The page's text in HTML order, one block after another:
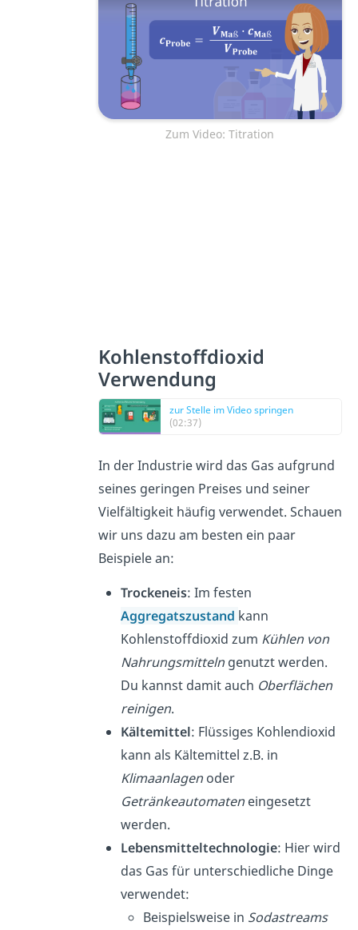
Zum Video: Titration
Kohlenstoffdioxid
Verwendung
zur Stelle im Video springen
(02:37)
In der Industrie wird das Gas aufgrund
seines geringen Preises und seiner
Vielfältigkeit häufig verwendet. Schauen
wir uns dazu am besten ein paar
Beispiele an:
Trockeneis: Im festen
Aggregatszustand kann
Kohlenstoffdioxid zum Kühlen von
Nahrungsmittelngenutzt werden.
Du kannst damit auch Oberflächen
reinigen.
Kältemittel: Flüssiges Kohlendioxid
kann als Kältemittel z.B. in
Klimaanlagenoder
Getränkeautomateneingesetzt
werden.
Lebensmitteltechnologie: Hier wird
das Gas für unterschiedliche Dinge
verwendet:
Beispielsweise in Sodastreams